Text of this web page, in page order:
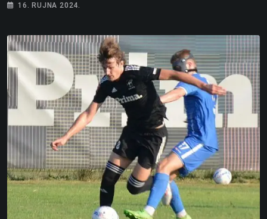
16. RUJNA 2024.